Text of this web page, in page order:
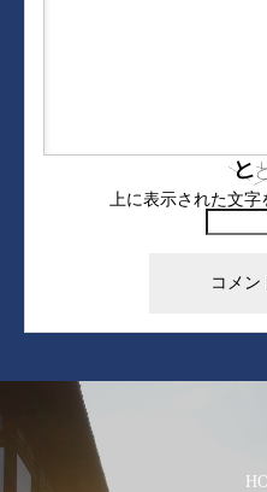
上に表示された文